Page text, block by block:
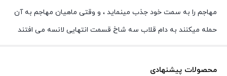
مهاجم را به سمت خود جذب مینماید ، و وقتی ماهیان مهاجم به آن
حمله میکنند به دام قلاب سه شاخ قسمت انتهایی لانسه می افتند
محصولات پیشنهادی